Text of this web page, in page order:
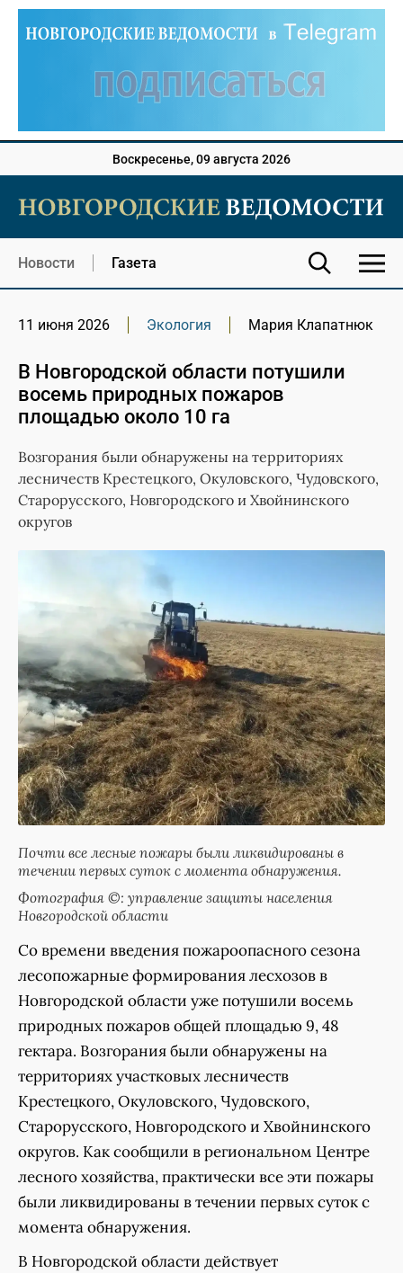
Воскресенье, 09 августа 2026
Новости Газета
11 июня 2026 Экология Мария Клапатнюк
В Новгородской области потушили
восемь природных пожаров
площадью около 10 га
Возгорания были обнаружены на территориях
лесничеств Крестецкого, Окуловского, Чудовского,
Старорусского, Новгородского и Хвойнинского
округов
Почти все лесные пожары были ликвидированы в
течении первых суток с момента обнаружения.
Фотография ©: управление защиты населения
Новгородской области
Со времени введения пожароопасного сезона
лесопожарные формирования лесхозов в
Новгородской области уже потушили восемь
природных пожаров общей площадью 9, 48
гектара. Возгорания были обнаружены на
территориях участковых лесничеств
Крестецкого, Окуловского, Чудовского,
Старорусского, Новгородского и Хвойнинского
округов. Как сообщили в региональном Центре
лесного хозяйства, практически все эти пожары
были ликвидированы в течении первых суток с
момента обнаружения.
В Новгородской области действует